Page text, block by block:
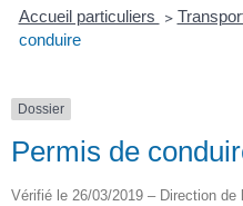
Accueil particuliers >
conduire
Dossier
Permis de
Vérifié le 26/03/2019 – Direction de